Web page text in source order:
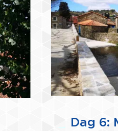
Dag 6: